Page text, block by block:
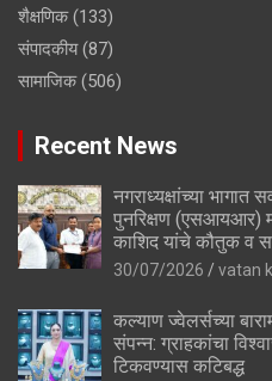
शैक्षणिक(133)
संपादकीय(87)
सामाजिक(506)
Recent News
नगराध्यक्षांच्या भागात
पुनरिक्षण (एसआयआर)
काशिद यांचे कौतुक व
30/07/2026 vatan
कल्याण ज्वेलर्सच्या
संपन्न: ग्राहकांचा
टिकवण्यास कटिबद्ध